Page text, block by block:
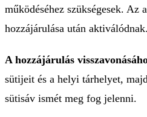
működéséhez szükségesek. Az
hozzájárulása után aktiválódnak.
A hozzájárulás
sütijeit és a helyi tárhelyet,
sütisáv ismét meg fog jelenni.